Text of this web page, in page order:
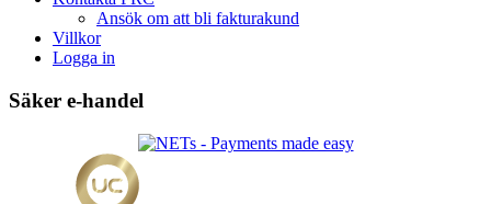
Ansök om att bli fakturakund
Villkor
Logga in
Säker e-handel